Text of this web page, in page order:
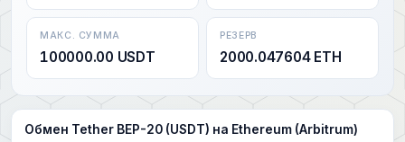
МАКС. СУММА
100000.00 USDT
РЕЗЕРВ
2000.047604 ETH
Обмен Tether BEP-20 (USDT) на Ethereum (Arbitrum)